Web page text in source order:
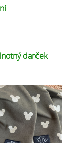
darček